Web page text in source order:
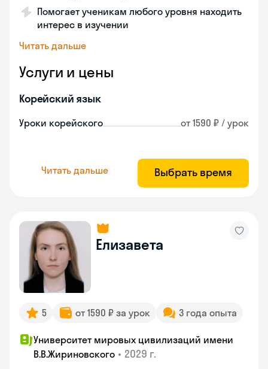
Помогает ученикам любого уровня находить
интерес в изучении
Читать дальше
Услуги и цены
Корейский язык
Уроки корейского от 1590 ₽ / урок
Читать дальше Выбрать время
Елизавета
5 от 1590 ₽ за урок 3 года опыта
Университет мировых цивилизаций имени
В.В.Жириновского • 2029 г.